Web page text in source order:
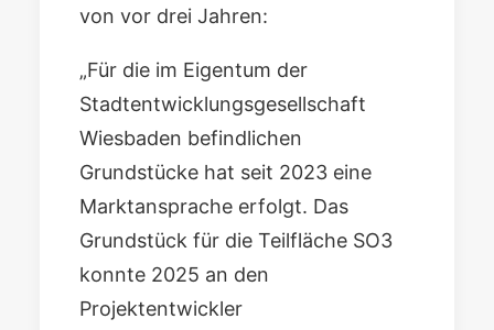
von vor drei Jahren:
„Für die im Eigentum der
Stadtentwicklungsgesellschaft
Wiesbaden befindlichen
Grundstücke hat seit 2023 eine
Marktansprache erfolgt. Das
Grundstück für die Teilfläche SO3
konnte 2025 an den
Projektentwickler